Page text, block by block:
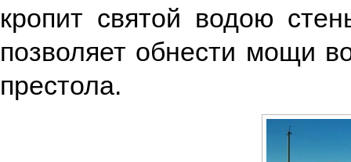
кропит святой водою
позволяет обнести мощи
престола.